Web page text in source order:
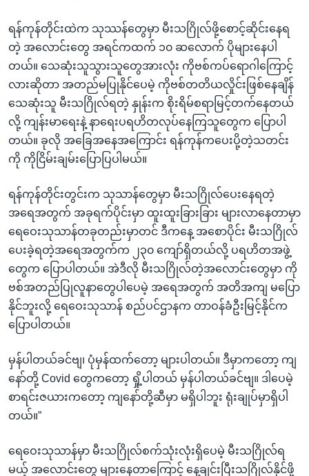
သို့
ကျော်
ရန်
ရန်ကုန်တိုင်းထဲက သုဿန်တွေမှာ မီးသဂြိုလ်ဖို့စောင့်ဆိုင်းနေရ
တဲ့ အလောင်းတွေ အရင်ကထက် ၁၀ ဆလောက် ပိုများနေပါ
တယ်။ သေဆုံးသူသွားသူတွေအားလုံး ကိုဗစ်ကပ်ရောဂါကြောင့်
လားဆိုတာ အတည်မပြုနိုင်ပေမဲ့ ကိုဗစ်တတိယလှိုင်းဖြစ်နေချိန်
သေဆုံးသူ မီးသဂြိုလ်ရတဲ့ နှုန်းက စိုးရိမ်စရာမြင့်တက်နေတယ်
လို့ ကျန်းမာရေးနဲ့ နာရေးပရဟိတလုပ်နေကြသူတွေက ပြောပါ
တယ်။ ခုလို အခြေအနေအကြောင်း ရန်ကုန်ကပေးပို့တဲ့သတင်း
ကို ကိုငြိမ်းချမ်းပြောပြပါမယ်။
ရန်ကုန်တိုင်းတွင်းက သုသာန်တွေမှာ မီးသဂြိုလ်ပေးနေရတဲ့
အရေအတွက် အခုရက်ပိုင်းမှာ ထူးထူးခြားခြား များလာနေတာမှာ
ရေဝေးသုသာန်တခုတည်းမှာတင် ဒီကနေ့ အစောပိုင်း မီးသဂြိုလ်
ပေးခဲ့ရတဲ့အရေအတွက်က ၂၃၀ ကျော်ရှိတယ်လို့ ပရဟိတအဖွဲ့
တွေက ပြောပါတယ်။ အဲဒီလို မီးသဂြိုလ်တဲ့အလောင်းတွေမှာ ကို
ဗစ်အတည်ပြုလူနာတွေပါပေမဲ့ အရေအတွက် အတိအကျ မပြော
နိုင်ဘူးလို့ ရေဝေးသုသာန် စည်ပင်ဌာနက တာဝန်ခံဦးမြင့်နိုင်က
ပြောပါတယ်။
မှန်ပါတယ်ခင်ဗျ၊ ပုံမှန်ထက်တော့ များပါတယ်။ ဒီမှာကတော့ ကျ
နော်တို့ Covid တွေကတော့ ရှို့ပါတယ် မှန်ပါတယ်ခင်ဗျ။ ဒါပေမဲ့
စာရင်းဇယားကတော့ ကျနော်တို့ဆီမှာ မရှိပါဘူး ရုံးချုပ်မှာရှိပါ
တယ်။”
ရေဝေးသုသာန်မှာ မီးသဂြိုလ်စက်သုံးလုံးရှိပေမဲ့ မီးသဂြိုလ်ရ
မယ့် အလောင်းတွေ များနေတာကြောင့် နေ့ချင်းပြီးသဂြိုလ်နိုင်ဖို့